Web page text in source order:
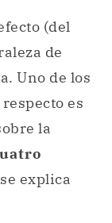
(del
de
Uno de los
es
la
explica